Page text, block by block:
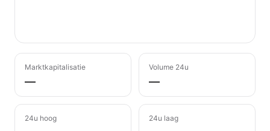
Marktkapitalisatie
—
Volume 24u
—
24u hoog 24u laag